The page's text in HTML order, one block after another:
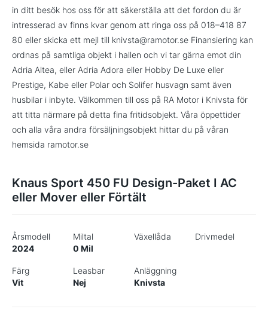
in ditt besök hos oss för att säkerställa att det fordon du är
intresserad av finns kvar genom att ringa oss på 018–418 87
80 eller skicka ett mejl till knivsta@ramotor.se Finansiering kan
ordnas på samtliga objekt i hallen och vi tar gärna emot din
Adria Altea, eller Adria Adora eller Hobby De Luxe eller
Prestige, Kabe eller Polar och Solifer husvagn samt även
husbilar i inbyte. Välkommen till oss på RA Motor i Knivsta för
att titta närmare på detta fina fritidsobjekt. Våra öppettider
och alla våra andra försäljningsobjekt hittar du på våran
hemsida ramotor.se
Knaus Sport 450 FU Design-Paket I AC
eller Mover eller Förtält
Årsmodell
2024
Miltal
0 Mil
Växellåda Drivmedel
Färg
Vit
Leasbar
Nej
Anläggning
Knivsta